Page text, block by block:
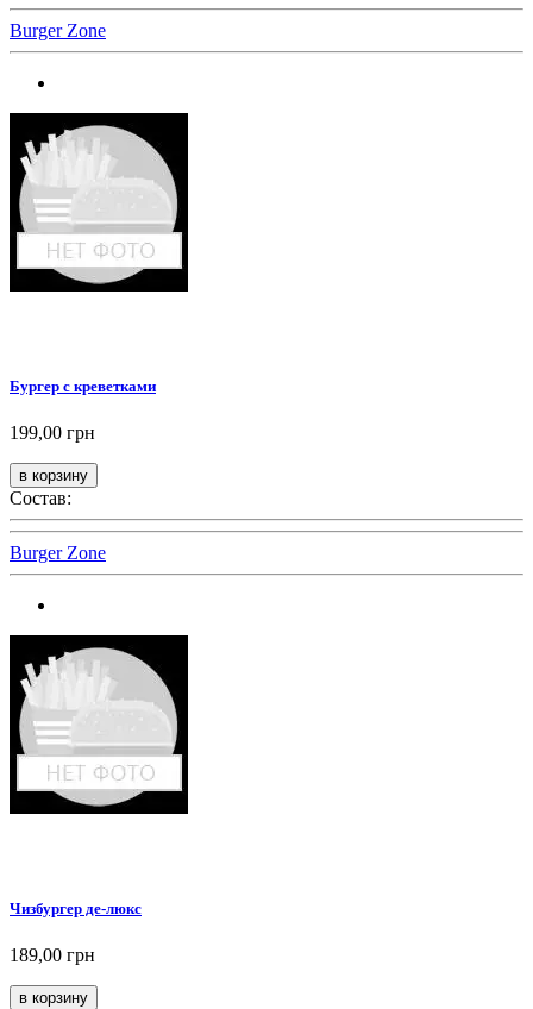
Burger Zone
Бургер с креветками
199,00 грн
Состав:
Burger Zone
Чизбургер де-люкс
189,00 грн